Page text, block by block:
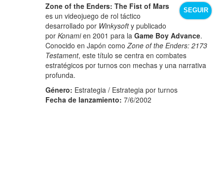
SEGUIR
Zone of the Enders: The Fist of Mars
es un videojuego de rol táctico
desarrollado por Winkysofty publicado
porKonamien 2001 para laGame Boy Advance.
Conocido en Japón comoZone of the Enders: 2173
Testament, este título se centra en combates
estratégicos por turnos con mechas y una narrativa
profunda.
Género: Estrategia / Estrategia por turnos
Fecha de lanzamiento: 7/6/2002